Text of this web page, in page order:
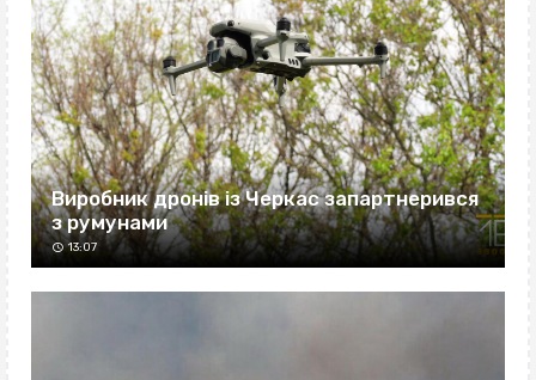
Виробник дронів із Черкас запартнерився
з румунами
13:07